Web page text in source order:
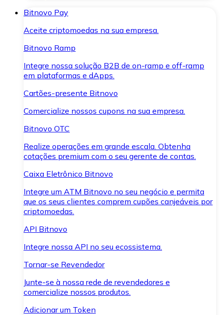
Bitnovo Pay
Aceite criptomoedas na sua empresa.
Bitnovo Ramp
Integre nossa solução B2B de on-ramp e off-ramp
em plataformas e dApps.
Cartões-presente Bitnovo
Comercialize nossos cupons na sua empresa.
Bitnovo OTC
Realize operações em grande escala. Obtenha
cotações premium com o seu gerente de contas.
Caixa Eletrônico Bitnovo
Integre um ATM Bitnovo no seu negócio e permita
que os seus clientes comprem cupões canjeáveis por
criptomoedas.
API Bitnovo
Integre nossa API no seu ecossistema.
Tornar-se Revendedor
Junte-se à nossa rede de revendedores e
comercialize nossos produtos.
Adicionar um Token